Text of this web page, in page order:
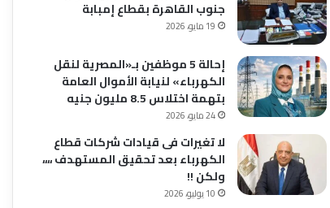
جنوب القاهرة بقطاع إمبابة
19 مايو، 2026
إحالة 5 موظفين بـ«المصرية لنقل
الكهرباء» لنيابة الأموال العامة
بتهمة اختلاس 8.5 مليون جنيه
24 مايو، 2026
لا تغيرات فى قيادات شركات قطاع
الكهرباء بعد تحقيق المستهدف ،،،،
ولكن !!
10 يوليو، 2026